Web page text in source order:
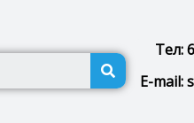
Поиск Тел:
E-mail: